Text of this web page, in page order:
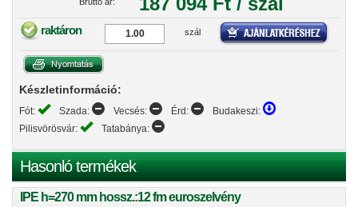
raktáron szál
Készletinformáció:
Fót: Szada: Vecsés: Érd:
Budakeszi:
Pilisvörösvár:
Tatabánya:
Hasonló termékek
IPE h=270 mm hossz.:12 fm euroszelvény